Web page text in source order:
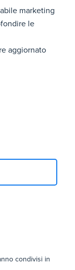
marketing
le
aggiornato
condivisi in